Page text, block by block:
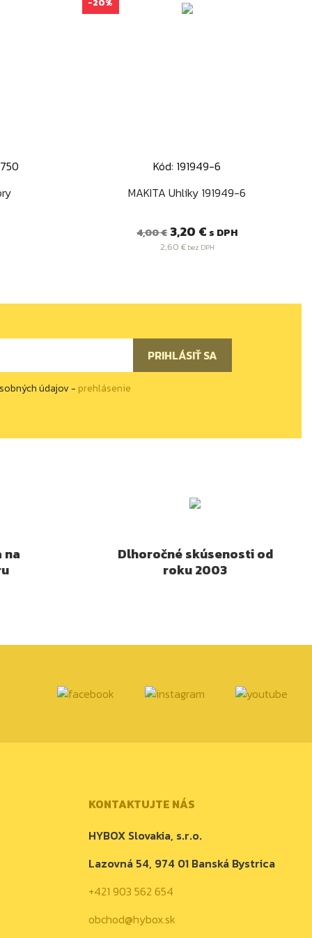
Kód: 191949-6
MAKITA Uhlíky 191949-6
Bežná
cena
4,00 € Cena
3,20 € s DPH
2,60 €bez DPH
Rýchly náhľad
údajov - prehlásenie
na
Dlhoročné skúsenosti od
roku 2003
KONTAKTUJTE NÁS
HYBOX Slovakia, s.r.o.
Lazovná 54, 974 01 Banská Bystrica
+421 903 562 654
obchod@hybox.sk